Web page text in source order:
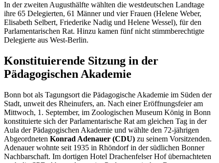
In der zweiten Augusthälfte wählten die westdeutschen Landtage
ihre 65 Delegierten, 61 Männer und vier Frauen (Helene Weber,
Elisabeth Selbert, Friederike Nadig und Helene Wessel), für den
Parlamentarischen Rat. Hinzu kamen fünf nicht stimmberechtigte
Delegierte aus West-Berlin.
Konstituierende Sitzung in der
Pädagogischen Akademie
Bonn bot als Tagungsort die Pädagogische Akademie im Süden der
Stadt, unweit des Rheinufers, an. Nach einer Eröffnungsfeier am
Mittwoch, 1. September, im Zoologischen Museum König in Bonn
konstituierte sich der Parlamentarische Rat am gleichen Tag in der
Aula der Pädagogischen Akademie und wählte den 72-jährigen
Abgeordneten Konrad Adenauer (CDU) zu seinem Vorsitzenden.
Adenauer wohnte seit 1935 in Rhöndorf in der südlichen Bonner
Nachbarschaft. Im dortigen Hotel Drachenfelser Hof übernachteten